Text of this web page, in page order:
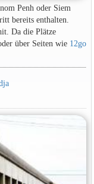
Penh oder Siem
bereits enthalten.
Da die Plätze
über Seiten wie 12go